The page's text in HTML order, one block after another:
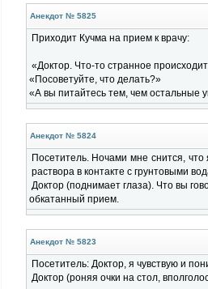
Анекдот № 5825
Приходит Кучма на прием к врачу:
«Доктор. Что-то странное
«Посоветуйте, что делать?»
«А вы питайтесь тем, чем остальные
Анекдот № 5824
Посетитель. Ночами мне снится,
раствора в контакте с грунтовыми
Доктор (поднимает глаза). Что вы
обкатанный прием.
Анекдот № 5823
Посетитель: Доктор, я чувствую и
Доктор (роняя очки на стол,